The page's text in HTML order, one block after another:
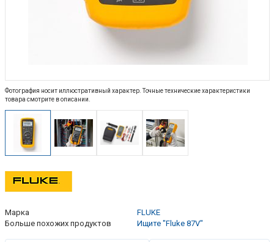
Фотография носит иллюстративный характер. Точные технические характеристики
товара смотрите в описании.
Марка
FLUKE
Больше похожих продуктов
Ищите "Fluke 87V"